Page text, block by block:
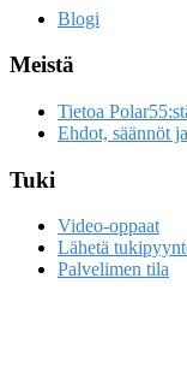
Blogi
Meistä
Tietoa
Ehdot, säännöt
Tuki
Video-oppaat
Lähetä
Palvelimen tila